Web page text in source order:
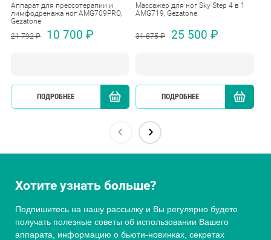
Аппарат для прессотерапии и
лимфодренажа ног AMG709PRO,
Gezatone
21 792 ₽
10 700 ₽
ПОДРОБНЕЕ КУПИТЬ
Массажер для ног Sky Step 4 в 1
AMG719, Gezatone
31 875 ₽ 25 500 ₽
ПОДРОБНЕЕ
Хотите узнать больше?
Подпишитесь на нашу рассылку и Вы регулярно будете
получать полезные советы об использовании Вашего
аппарата, информацию о бьюти-новинках, секретах